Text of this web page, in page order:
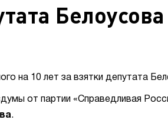
Белоусова
от партии «Справедливая
.